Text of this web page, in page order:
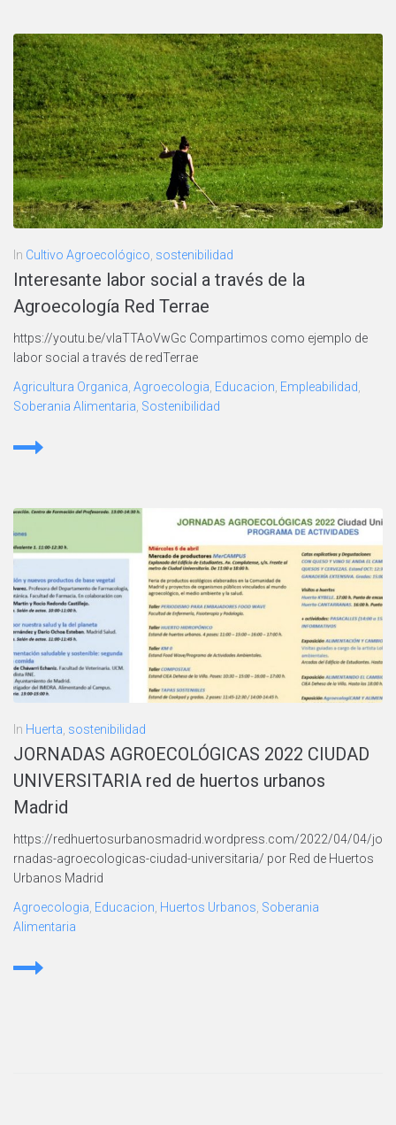
In Cultivo Agroecológico sostenibilidad
Interesante labor social a través de la
Agroecología Red Terrae
https://youtu.be/vIaTTAoVwGc Compartimos como ejemplo de
labor social a través de redTerrae
Agricultura Organica Agroecologia Educacion Empleabilidad
Soberania Alimentaria Sostenibilidad
In Huerta sostenibilidad
JORNADAS AGROECOLÓGICAS 2022 CIUDAD
UNIVERSITARIA red de huertos urbanos
Madrid
https://redhuertosurbanosmadrid.wordpress.com/2022/04/04/jo
rnadas-agroecologicas-ciudad-universitaria/ por Red de Huertos
Urbanos Madrid
Agroecologia Educacion Huertos Urbanos Soberania
Alimentaria